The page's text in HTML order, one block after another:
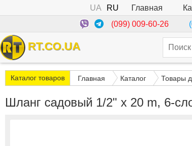
UA RU Главная
(099) 009-60-26
RT.CO.UA
Каталог товаров Главная Каталог Товары
Шланг садовый 1/2" x 20 m, 6-